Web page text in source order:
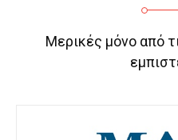
Μερικές μόνο από